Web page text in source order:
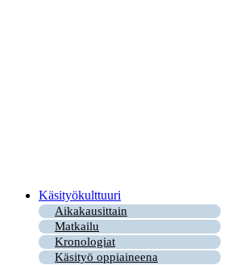
Käsityökulttuuri
Aikakausittain
Matkailu
Kronologiat
Käsityö oppiaineena